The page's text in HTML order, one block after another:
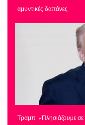
αμυντικές δαπάνες
Τραμπ: «Πλησιάζουμε